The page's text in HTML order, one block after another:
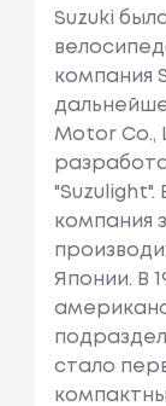
Suzuki
компания
Motor Co.,
компания
Японии. В
стало